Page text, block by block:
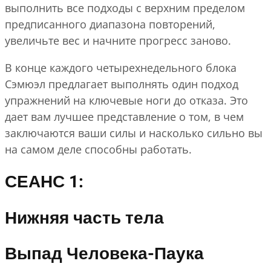
выполнить все подходы с верхним пределом
предписанного диапазона повторений,
увеличьте вес и начните прогресс заново.
В конце каждого четырехнедельного блока
Сэмюэл предлагает выполнять один подход
упражнений на ключевые ноги до отказа. Это
дает вам лучшее представление о том, в чем
заключаются ваши силы и насколько сильно вы
на самом деле способны работать.
СЕАНС 1:
Нижняя часть тела
Выпад Человека-Паука